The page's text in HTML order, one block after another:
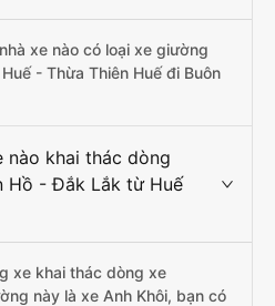
xe nào có loại xe giường
- Thừa Thiên Huế đi Buôn
nào khai thác dòng
Hồ - Đắk Lắk từ Huế
xe khai thác dòng xe
này là xe Anh Khôi, bạn có